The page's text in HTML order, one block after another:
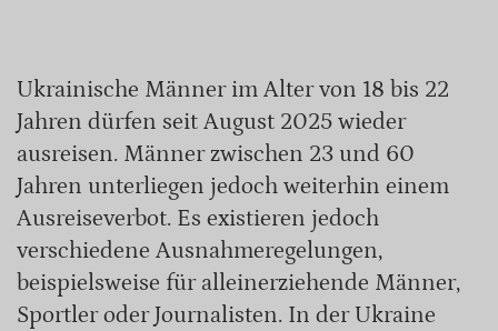
Ukrainische Männer im Alter von 18 bis 22
Jahren dürfen seit August 2025 wieder
ausreisen. Männer zwischen 23 und 60
Jahren unterliegen jedoch weiterhin einem
Ausreiseverbot. Es existieren jedoch
verschiedene Ausnahmeregelungen,
beispielsweise für alleinerziehende Männer,
Sportler oder Journalisten. In der Ukraine